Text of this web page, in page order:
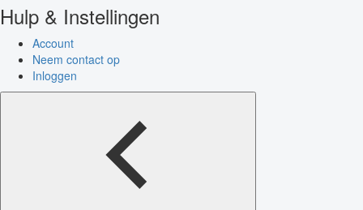
Hulp & Instellingen
Account
Neem contact op
Inloggen